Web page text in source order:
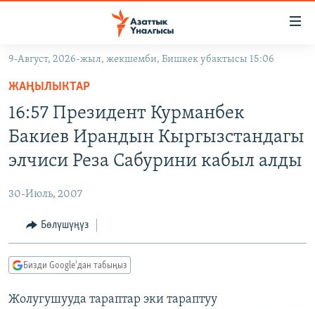
Навигацияга
өтүңүз
салыңызКЫРГЫЗСТАН
МАДАНИЯТ
ТВ ПРОГРАММАЛАР
БҮГҮН АЗАТТЫКТА
ДАНИСТЕ
ПОДКАСТ
9-Август, 2026-жыл, жекшемби, Бишкек убактысы 15:06
ЖАҢЫЛЫКТАР
16:57 Президент Курманбек
Бакиев Ирандын Кыргызстандагы
элчиси Реза Сабурини кабыл алды
30-Июль, 2007
Бөлүшүңүз
Бизди Google'дан табыңыз
Жолугушууда тараптар эки тараптуу